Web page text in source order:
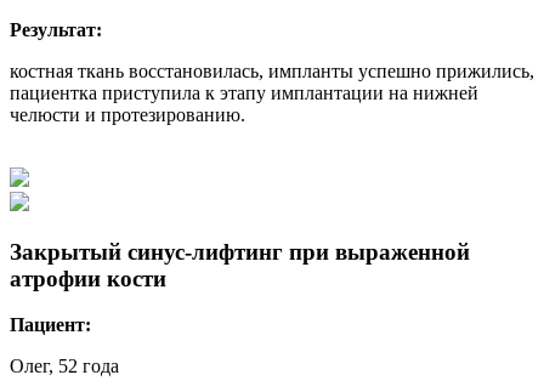
Результат:
костная ткань восстановилась, импланты успешно прижились,
пациентка приступила к этапу имплантации на нижней
челюсти и протезированию.
Закрытый синус-лифтинг при выраженной
атрофии кости
Пациент:
Олег, 52 года